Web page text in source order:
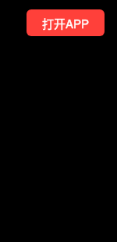
打开APP